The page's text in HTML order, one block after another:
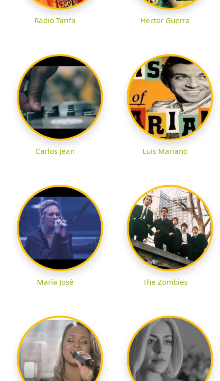
Radio Tarifa Hector Guerra
Carlos Jean Luis Mariano
María José The Zombies